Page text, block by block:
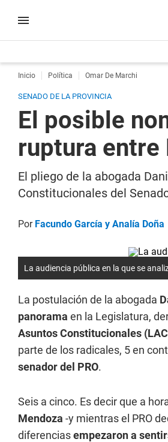
Inicio Política Omar De Marchi
SENADO DE LA PROVINCIA
El posible
ruptura
El pliego de la abogada
Constitucionales del
Por Facundo García y Analía Doña
La audiencia pública en la que se
La postulación de la abogada
panorama en la Legislatura,
Asuntos Constitucionales
parte de los radicales, 5 en
senador del PRO.
Seis a cinco. Es decir que a
Mendoza -y mientras el PRO
diferenciasempezaron a